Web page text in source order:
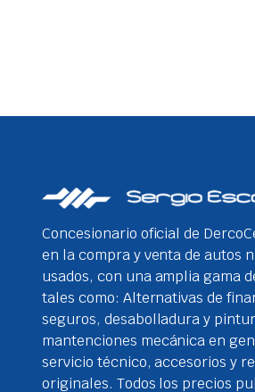
Concesionario oficial de
en la compra y venta de autos
usados, con una amplia gama
tales como: Alternativas de
seguros, desabolladura y
mantenciones mecánica en
servicio técnico, accesorios y
originales. Todos los precios